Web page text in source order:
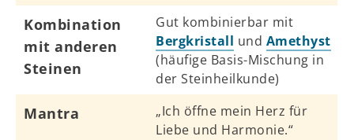
Kombination
mit anderen
Steinen
Gut kombinierbar mit
Bergkristall und Amethyst
(häufige Basis-Mischung in
der Steinheilkunde)
Mantra
„Ich öffne mein Herz für
Liebe und Harmonie.“